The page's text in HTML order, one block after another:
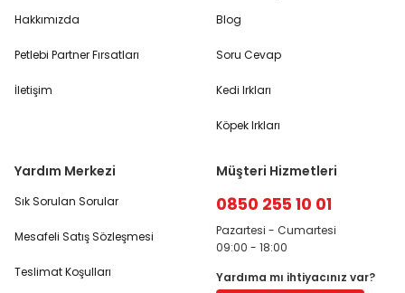
Hakkımızda
Petlebi Partner Fırsatları
İletişim
Blog
Soru Cevap
Kedi Irkları
Köpek Irkları
Yardım Merkezi
Sık Sorulan Sorular
Mesafeli Satış Sözleşmesi
Teslimat Koşulları
Müşteri Hizmetleri
0850 255 10 01
Pazartesi - Cumartesi
09:00 - 18:00
Yardıma mı ihtiyacınız var?